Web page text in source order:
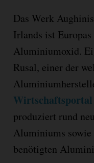
Das Werk
Irlands ist
Aluminiumoxid.
Rusal, einer der
produziert rund
Aluminiums sowie
benötigten